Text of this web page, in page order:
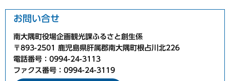
お問い合せ
南大隅町役場企画観光課ふるさと創生係
〒893-2501 鹿児島県肝属郡南大隅町根占川北226
電話番号：0994-24-3113
ファクス番号：0994-24-3119